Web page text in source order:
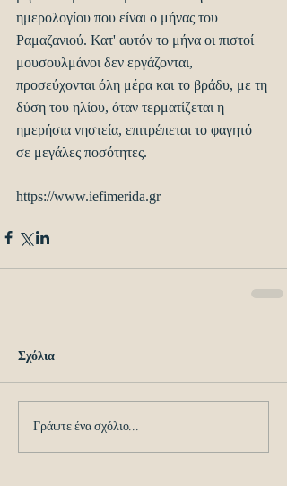
ημερολογίου που είναι ο μήνας του
Ραμαζανιού. Κατ' αυτόν το μήνα οι πιστοί
μουσουλμάνοι δεν εργάζονται,
προσεύχονται όλη μέρα και το βράδυ, με τη
δύση του ηλίου, όταν τερματίζεται η
ημερήσια νηστεία, επιτρέπεται το φαγητό
σε μεγάλες ποσότητες.
https://www.iefimerida.gr
Σχόλια
Γράψτε ένα σχόλιο...